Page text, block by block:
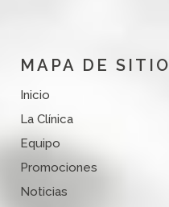
MAPA DE SITIO
Inicio
La Clínica
Equipo
Promociones
Noticias